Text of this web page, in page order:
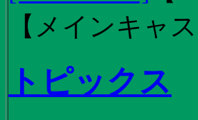
【メインキャ
トピックス